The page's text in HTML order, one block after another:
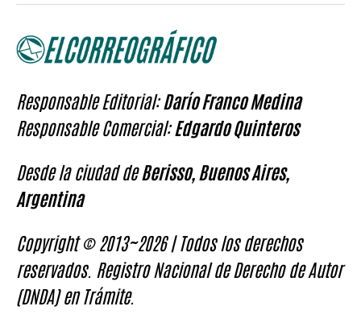
Responsable Editorial:Darío Franco Medina
Responsable Comercial:Edgardo Quinteros
Desde la ciudad deBerisso, Buenos Aires,
Argentina
Copyright © 2013~2026 | Todos los derechos
reservados. Registro Nacional de Derecho de Autor
(DNDA) en Trámite.